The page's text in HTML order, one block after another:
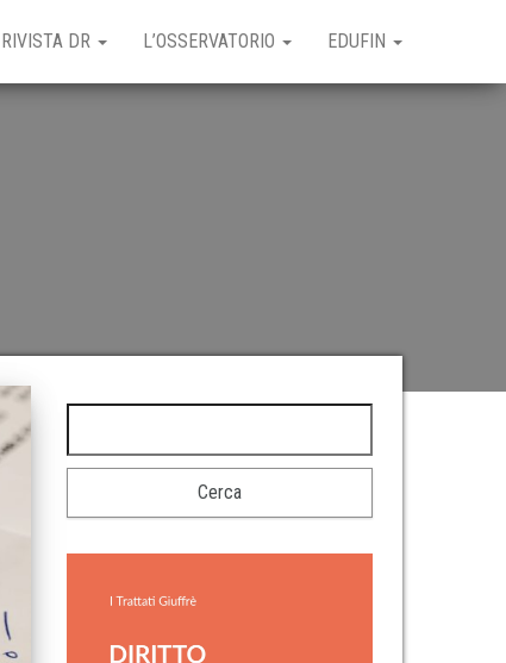
RIVISTA DR L’OSSERVATORIO EDUFIN